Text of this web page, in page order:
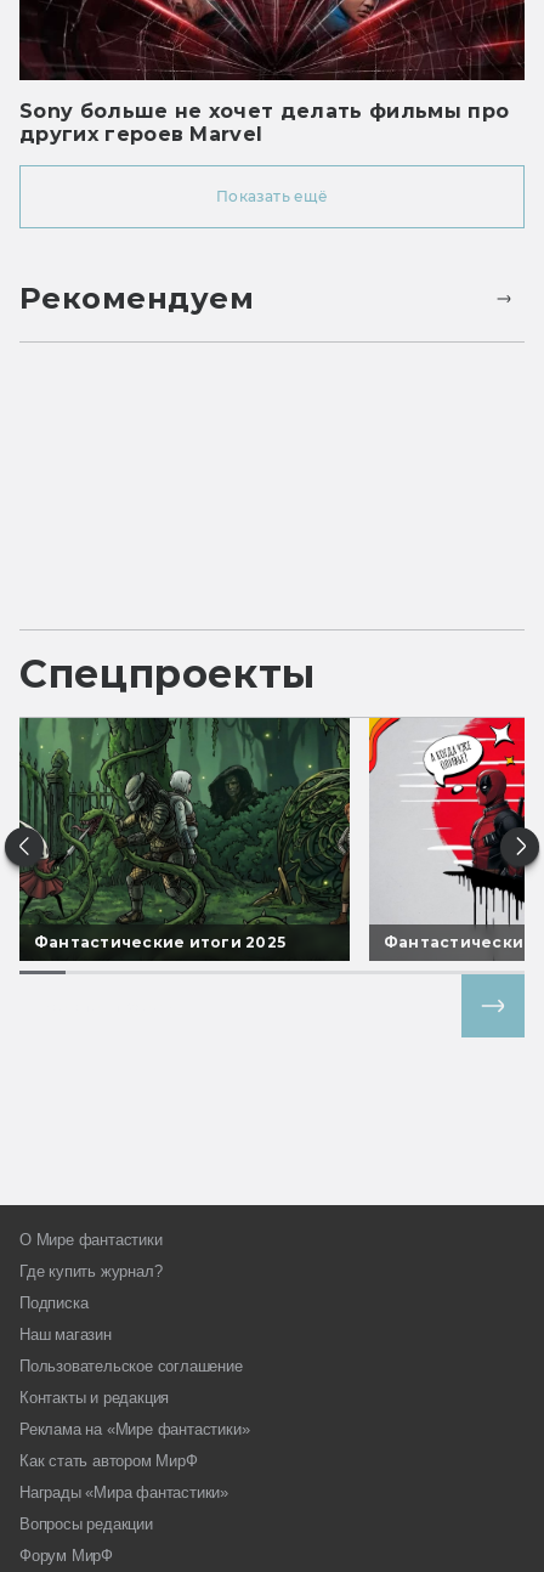
Sony больше не хочет делать фильмы про
других героев Marvel
Показать ещё
Рекомендуем
Спецпроекты
Фантастические итоги 2025 Фантастические
О Мире фантастики
Где купить журнал?
Подписка
Наш магазин
Пользовательское соглашение
Контакты и редакция
Реклама на «Мире фантастики»
Как стать автором МирФ
Награды «Мира фантастики»
Вопросы редакции
Форум МирФ